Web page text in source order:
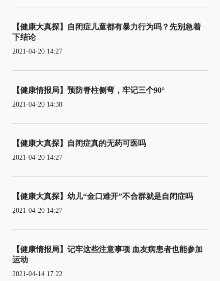
【健康大真探】自闭症儿童都有暴力行为吗？先别急着
下结论
2021-04-20 14:27
【健康情报局】预防脊柱侧弯，牢记三个90°
2021-04-20 14:38
【健康大真探】自闭症真的无药可医吗
2021-04-20 14:27
【健康大真探】幼儿“金口难开”不合群就是自闭症吗
2021-04-20 14:27
【健康情报局】记牢这些注意事项 血友病患者也能参加
运动
2021-04-14 17:22